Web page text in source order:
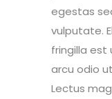
egestas
vulputate.
fringilla est
arcu odio
Lectus